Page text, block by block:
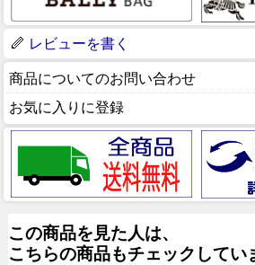
レビューを書く
商品についてのお問い合わせ
お気に入りに登録
この商品を見た人は、
こちらの商品もチェックしてい